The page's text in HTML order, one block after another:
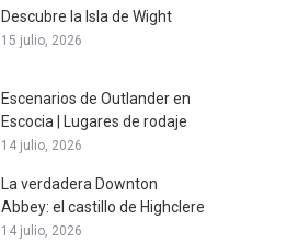
Descubre la Isla de Wight
15 julio, 2026
Escenarios de Outlander en
Escocia | Lugares de rodaje
14 julio, 2026
La verdadera Downton
Abbey: el castillo de Highclere
14 julio, 2026